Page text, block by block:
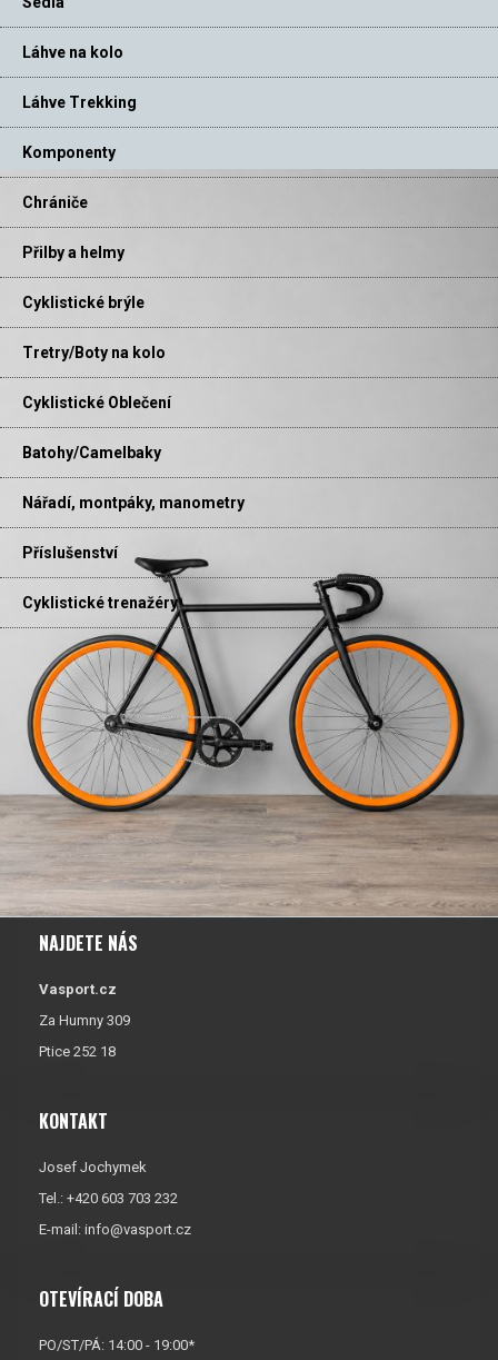
Láhve na kolo
Láhve Trekking
Komponenty
Chrániče
Přilby a helmy
Cyklistické brýle
Tretry/Boty na kolo
Cyklistické Oblečení
Batohy/Camelbaky
Nářadí, montpáky, manometry
Příslušenství
Cyklistické trenažéry
NAJDETE NÁS
Vasport.cz
Za Humny 309
Ptice 252 18
KONTAKT
Josef Jochymek
Tel.: +420 603 703 232
E-mail: info@vasport.cz
OTEVÍRACÍ DOBA
PO/ST/PÁ: 14:00 - 19:00*